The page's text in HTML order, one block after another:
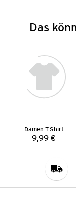
Das
Damen T-Shirt
Preis:
9,99 €